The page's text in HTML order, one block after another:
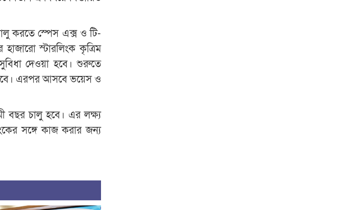
করতে স্পেস এক্স ও টি-
স্টারলিংক কৃত্রিম
সুবিধা দেওয়া হবে। শুরুতে
এরপর আসবে ভয়েস ও
বছর চালু হবে। এর লক্ষ্য
সঙ্গে কাজ করার জন্য